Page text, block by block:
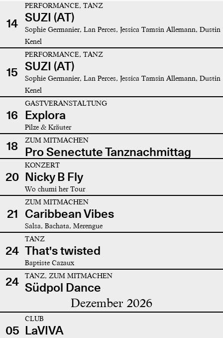
14
PERFORMANCE, TANZ
SUZI (AT)
Sophie Germanier, Lan Perces, Jessica Tamsin Allemann, Dustin
Kenel
15
PERFORMANCE, TANZ
SUZI (AT)
Sophie Germanier, Lan Perces, Jessica Tamsin Allemann, Dustin
Kenel
16
GASTVERANSTALTUNG
Explora
Pilze & Kräuter
18 ZUM MITMACHEN
Pro Senectute Tanznachmittag
20
KONZERT
Nicky B Fly
Wo chumi her Tour
21
ZUM MITMACHEN
Caribbean Vibes
Salsa, Bachata, Merengue
24
TANZ
That's twisted
Baptiste Cazaux
24 TANZ, ZUM MITMACHEN
Südpol Dance
Dezember 2026
05
CLUB
LaVIVA